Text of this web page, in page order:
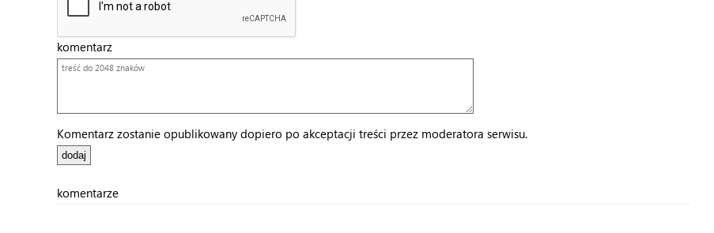
komentarz
Komentarz zostanie opublikowany dopiero po akceptacji treści przez moderatora serwisu.
komentarze